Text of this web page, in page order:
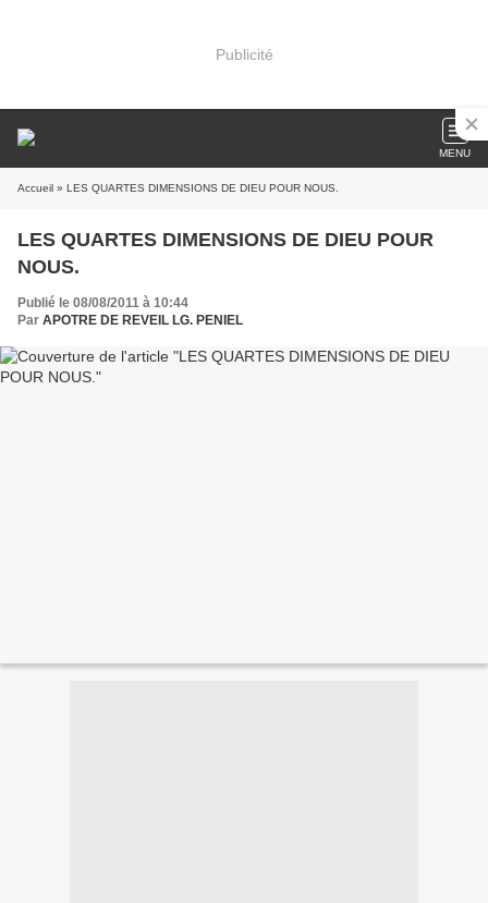
Publicité
MENU
Accueil » LES QUARTES DIMENSIONS DE DIEU POUR NOUS.
LES QUARTES DIMENSIONS DE DIEU POUR
NOUS.
Publié le 08/08/2011 à 10:44
Par APOTRE DE REVEIL LG. PENIEL